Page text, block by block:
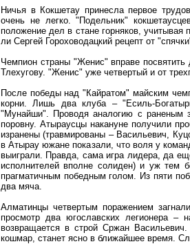
Ничья в Кокшетау принесла первое
очень не легко. "Подельник"
положение дел в стане горняков,
ли Сергей Гороховодацкий рецепт от
Чемпион страны "Женис" вправе
Тлехугову. "Женис" уже четвертый и от
После победы над "Кайратом" майским
корни. Лишь два клуба – "Есиль-
"Мунайши". Проводя аналогию с раненым
поровну. Атыраусцы накануне получили
изранены (травмированы – Васильевич,
в Атырау южане показали, что воля у
выиграли. Правда, сама игра лидера, да
исполнителей вполне солиден) и уж тем
прагматичным победным голом. Из пяти
два мяча.
Алматинцы четвертым поражением
просмотр два югославских легионера
возвращается в строй Сржан
кошмар, станет ясно в ближайшее время.